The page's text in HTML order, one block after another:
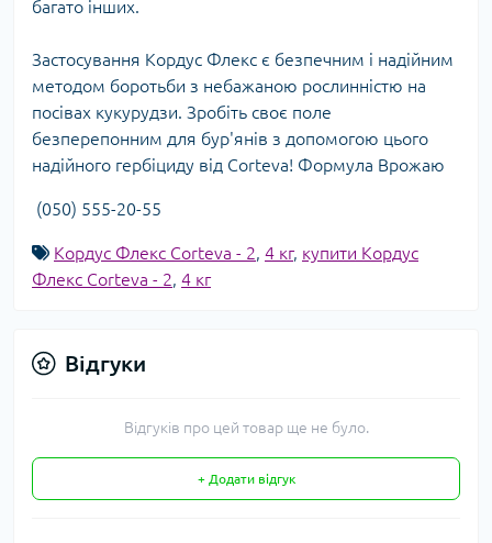
багато інших.
Застосування Кордус Флекс є безпечним і надійним
методом боротьби з небажаною рослинністю на
посівах кукурудзи. Зробіть своє поле
безперепонним для бур'янів з допомогою цього
надійного гербіциду від Corteva! Формула Врожаю
(050) 555-20-55
Кордус Флекс Corteva - 2, 4 кг, купити Кордус
Флекс Corteva - 2, 4 кг
Відгуки
Відгуків про цей товар ще не було.
+ Додати відгук